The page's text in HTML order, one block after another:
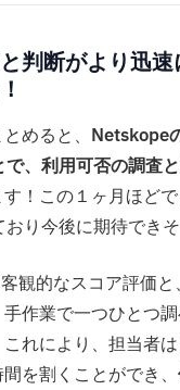
判断がより迅速
めると、 Netskope
、利用可否の調査
！この１ヶ月ほど
り今後に期待できそ
観的なスコア評価
作業で一つひとつ
れにより、担当者
を割くことができ、